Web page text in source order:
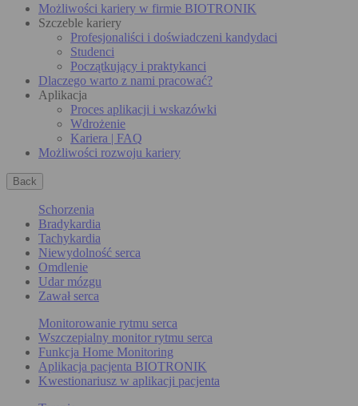
Możliwości kariery w firmie BIOTRONIK
Szczeble kariery
Profesjonaliści i doświadczeni kandydaci
Studenci
Początkujący i praktykanci
Dlaczego warto z nami pracować?
Aplikacja
Proces aplikacji i wskazówki
Wdrożenie
Kariera | FAQ
Możliwości rozwoju kariery
Back
Schorzenia
Bradykardia
Tachykardia
Niewydolność serca
Omdlenie
Udar mózgu
Zawał serca
Monitorowanie rytmu serca
Wszczepialny monitor rytmu serca
Funkcja Home Monitoring
Aplikacja pacjenta BIOTRONIK
Kwestionariusz w aplikacji pacjenta